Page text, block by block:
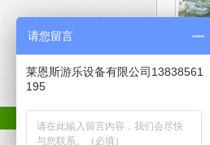
请您留言
莱恩斯游乐设备有限公司13838561
195